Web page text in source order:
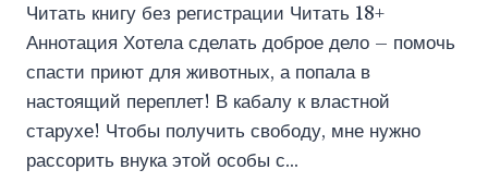
Читать книгу без регистрации Читать 18+
Аннотация Хотела сделать доброе дело – помочь
спасти приют для животных, а попала в
настоящий переплет! В кабалу к властной
старухе! Чтобы получить свободу, мне нужно
рассорить внука этой особы с…